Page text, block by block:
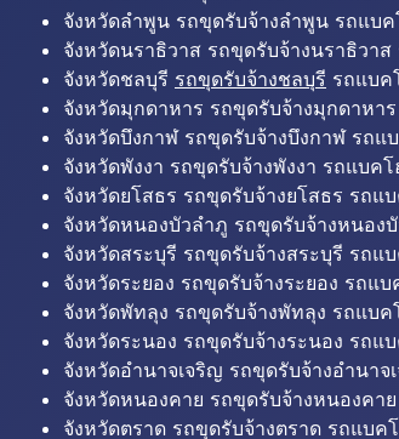
จังหวัดลำพูน รถขุดรับจ้างลำพูน รถแบ
จังหวัดนราธิวาส รถขุดรับจ้างนราธิวา
จังหวัดชลบุรี รถขุดรับจ้างชลบุรี รถแบค
จังหวัดมุกดาหาร รถขุดรับจ้างมุกดาหา
จังหวัดบึงกาฬ รถขุดรับจ้างบึงกาฬ รถแ
จังหวัดพังงา รถขุดรับจ้างพังงา รถแบค
จังหวัดยโสธร รถขุดรับจ้างยโสธร รถแ
จังหวัดหนองบัวลำภู รถขุดรับจ้างหนอง
จังหวัดสระบุรี รถขุดรับจ้างสระบุรี รถแ
จังหวัดระยอง รถขุดรับจ้างระยอง รถแ
จังหวัดพัทลุง รถขุดรับจ้างพัทลุง รถแบ
จังหวัดระนอง รถขุดรับจ้างระนอง รถแ
จังหวัดอำนาจเจริญ รถขุดรับจ้างอำนา
จังหวัดหนองคาย รถขุดรับจ้างหนองคา
จังหวัดตราด รถขุดรับจ้างตราด รถแบค